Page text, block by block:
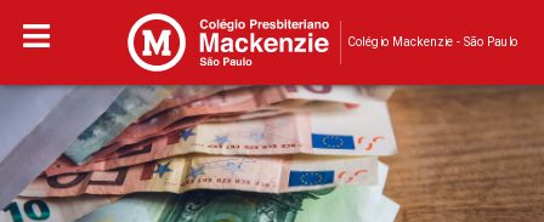
Colégio Mackenzie - São Paulo